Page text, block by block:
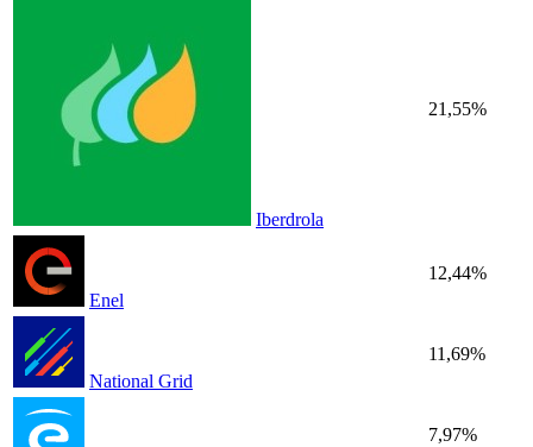
Iberdrola
21,55%
Enel
12,44%
National Grid
11,69%
7,97%